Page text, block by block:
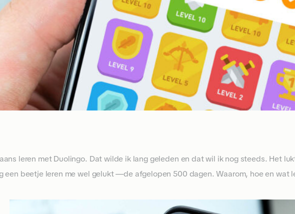
leren met Duolingo. Dat wilde ik lang geleden en dat wil ik nog steeds. Het
een beetje leren me wel gelukt —de afgelopen 500 dagen. Waarom, hoe en wat